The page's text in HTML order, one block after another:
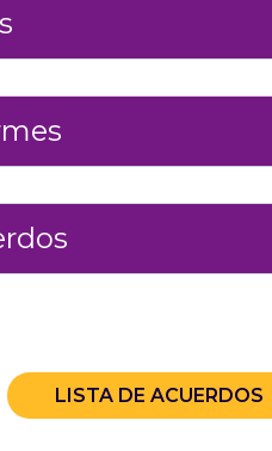
LISTA DE ACUERDOS